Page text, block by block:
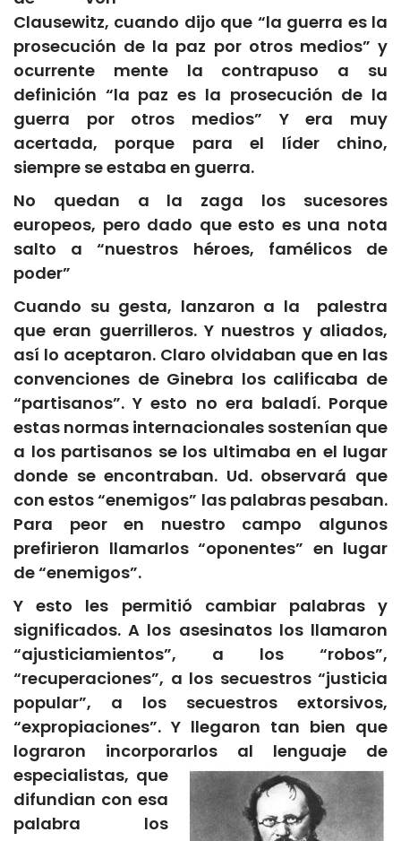
Clausewitz, cuando dijo que “la guerra es la
prosecución de la paz por otros medios” y
ocurrente mente la contrapuso a su
definición “la paz es la prosecución de la
guerra por otros medios” Y era muy
acertada, porque para el líder chino,
siempre se estaba en guerra.
No quedan a la zaga los sucesores
europeos, pero dado que esto es una nota
salto a “nuestros héroes, famélicos de
poder”
Cuando su gesta, lanzaron a la palestra
que eran guerrilleros. Y nuestros y aliados,
así lo aceptaron. Claro olvidaban que en las
convenciones de Ginebra los calificaba de
“partisanos”. Y esto no era baladí. Porque
estas normas internacionales sostenían que
a los partisanos se los ultimaba en el lugar
donde se encontraban. Ud. observará que
con estos “enemigos” las palabras pesaban.
Para peor en nuestro campo algunos
prefirieron llamarlos “oponentes” en lugar
de “enemigos”.
Y esto les permitió cambiar palabras y
significados. A los asesinatos los llamaron
“ajusticiamientos”, a los “robos”,
“recuperaciones”, a los secuestros “justicia
popular”, a los secuestros extorsivos,
“expropiaciones”. Y llegaron tan bien que
lograron incorporarlos al lenguaje de
especialistas, que
difundian con esa
palabra los